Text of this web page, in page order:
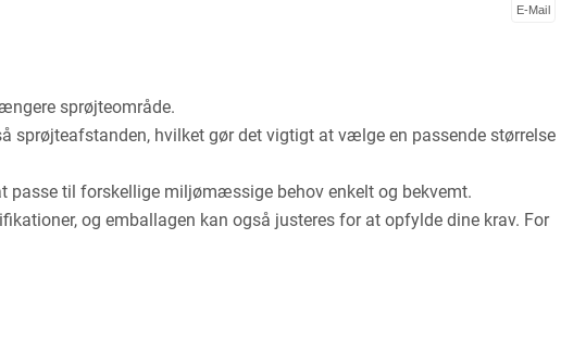
sprøjteområde.
hvilket gør det vigtigt at vælge en passende størrelse
passe til forskellige miljømæssige behov enkelt og bekvemt.
og emballagen kan også justeres for at opfylde dine krav. For
E-Mail